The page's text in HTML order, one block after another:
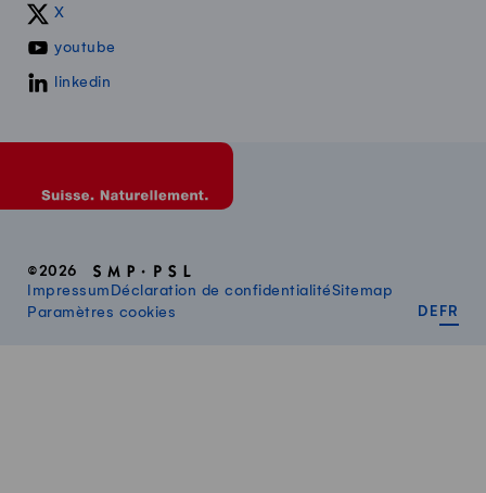
X
youtube
linkedin
©2026
Impressum Déclaration de confidentialitéSitemap
Paramètres cookies
DE FR